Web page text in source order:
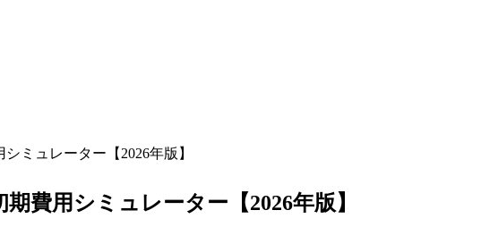
ミュレーター【2026年版】
費用シミュレーター【2026年版】